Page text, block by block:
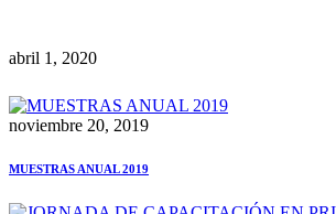
abril 1, 2020
noviembre 20, 2019
MUESTRAS ANUAL 2019